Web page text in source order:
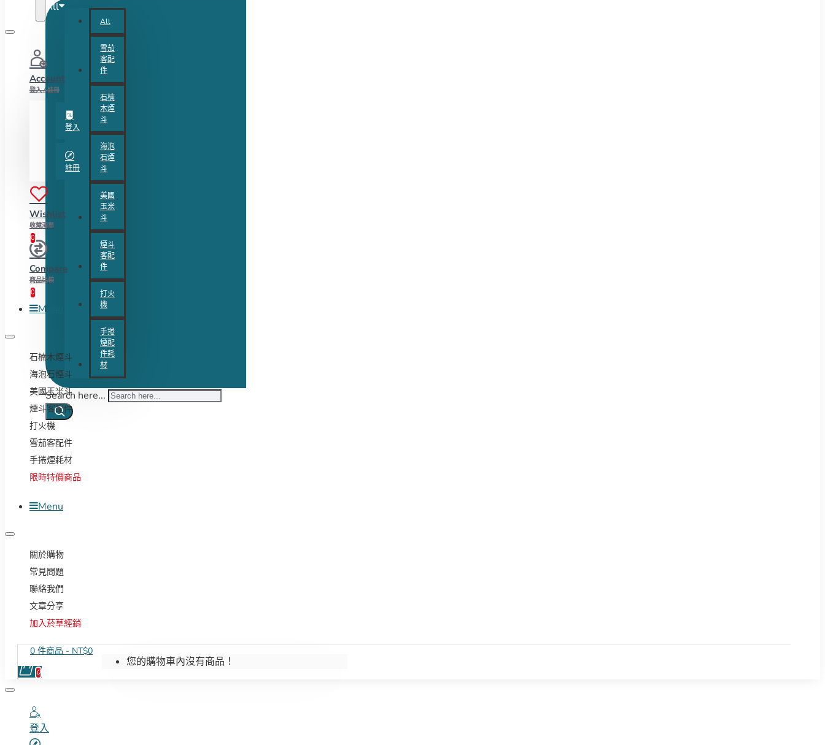
All
All
雪茄
客配
件
石楠
木煙
斗
海泡
石煙
斗
美國
玉米
斗
煙斗
客配
件
打火
機
手捲
煙配
件耗
材
Search here...
Account
登入 / 註冊
登入
註冊
Wishlist
收藏清單
0
Compare
商品比較
0
Menu
石楠木煙斗
海泡石煙斗
美國玉米斗
煙斗客配件
打火機
雪茄客配件
手捲煙耗材
限時特價商品
Menu
關於購物
常見問題
聯絡我們
文章分享
加入菸草經銷
0 件商品 - NT$0
0
您的購物車內沒有商品！
登入